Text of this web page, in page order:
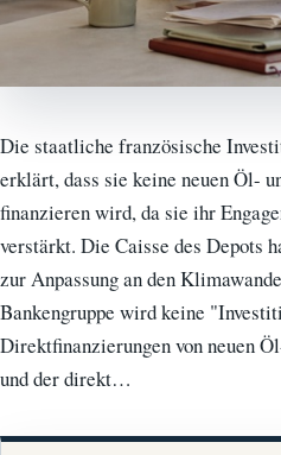
Die staatliche französische
erklärt, dass sie keine neuen Öl-
finanzieren wird, da sie ihr
verstärkt. Die Caisse des Depots
zur Anpassung an den
Bankengruppe wird keine
Direktfinanzierungen von neuen
und der direkt…